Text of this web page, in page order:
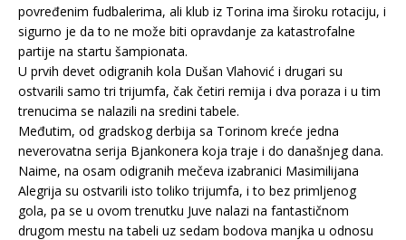
povređenim fudbalerima, ali klub iz Torina ima široku rotaciju, i
sigurno je da to ne može biti opravdanje za katastrofalne
partije na startu šampionata.
U prvih devet odigranih kola Dušan Vlahović i drugari su
ostvarili samo tri trijumfa, čak četiri remija i dva poraza i u tim
trenucima se nalazili na sredini tabele.
Međutim, od gradskog derbija sa Torinom kreće jedna
neverovatna serija Bjankonera koja traje i do današnjeg dana.
Naime, na osam odigranih mečeva izabranici Masimilijana
Alegrija su ostvarili isto toliko trijumfa, i to bez primljenog
gola, pa se u ovom trenutku Juve nalazi na fantastičnom
drugom mestu na tabeli uz sedam bodova manjka u odnosu